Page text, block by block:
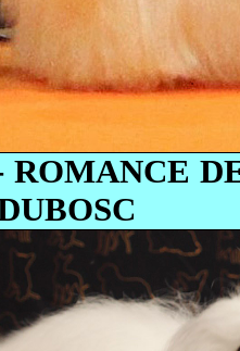
ROMANCE